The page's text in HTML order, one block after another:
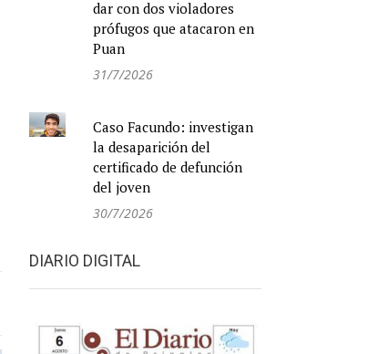
dar con dos violadores
prófugos que atacaron en
Puan
31/7/2026
Caso Facundo: investigan
la desaparición del
certificado de defunción
del joven
30/7/2026
DIARIO DIGITAL